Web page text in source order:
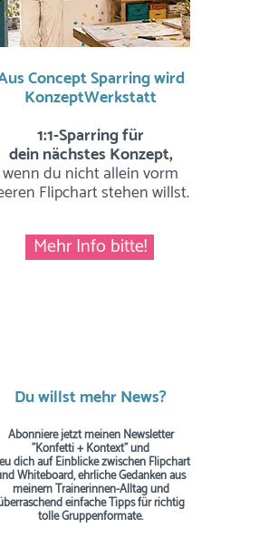
Concept Sparring wird
KonzeptWerkstatt
1:1-Sparring für
dein nächstes Konzept,
wenn du nicht allein vorm
Flipchart stehen willst.
Mehr Info bitte!
Du willst mehr News?
Abonniere jetzt meinen Newsletter
"Konfetti + Kontext" und
dich auf Einblicke zwischen Flipchart
Whiteboard, ehrliche Gedanken aus
meinem Trainerinnen-Alltag und
einfache Tippsfür richtig
tolle Gruppenformate.